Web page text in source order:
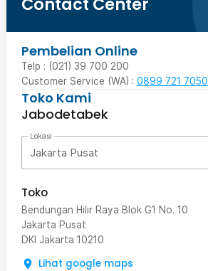
Pembelian Online
Telp : (021) 39 700 200
Customer Service (WA) : 0899 721 7050
Toko Kami
Jabodetabek
Lokasi
Jakarta Pusat
Toko
Bendungan Hilir Raya Blok G1 No. 10
Jakarta Pusat
DKI Jakarta 10210
Lihat google maps